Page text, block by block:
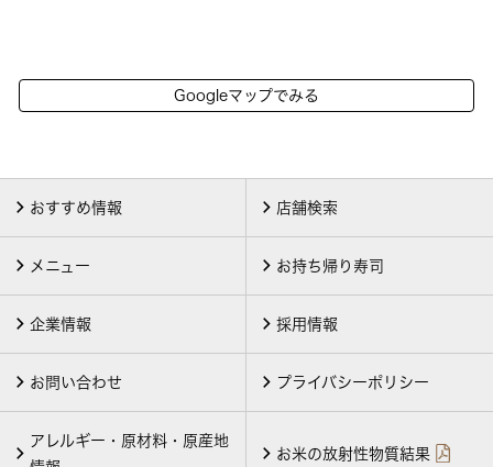
Googleマップでみる
おすすめ情報 店舗検索
メニュー お持ち帰り寿司
企業情報 採用情報
お問い合わせ プライバシーポリシー
アレルギー・原材料・原産地
お米の放射性物質結果